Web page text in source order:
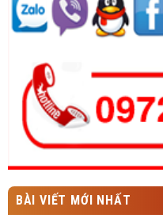
BÀI VIẾT MỚI NHẤT